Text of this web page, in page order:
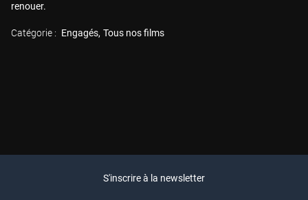
renouer.
Catégorie : Engagés Tous nos films
S'inscrire à la newsletter